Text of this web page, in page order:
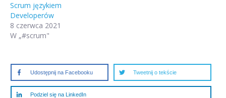
Scrum językiem
Developerów
8 czerwca 2021
W „#scrum"
Udostępnij na Facebooku Tweetnij o tekście
Podziel się na LinkedIn